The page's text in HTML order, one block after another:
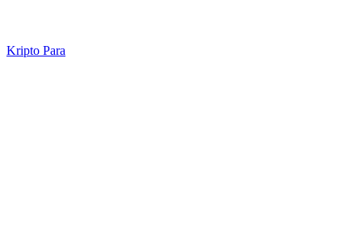
Kripto Para